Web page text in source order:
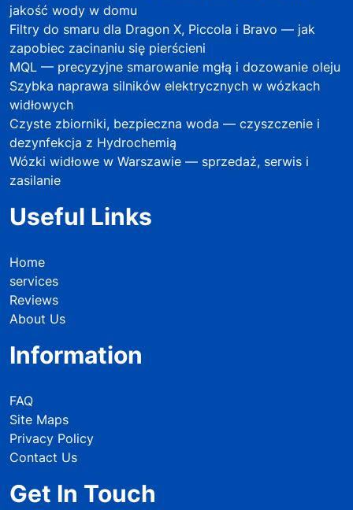
jakość wody w domu
Filtry do smaru dla Dragon X, Piccola i Bravo — jak
zapobiec zacinaniu się pierścieni
MQL — precyzyjne smarowanie mgłą i dozowanie oleju
Szybka naprawa silników elektrycznych w wózkach
widłowych
Czyste zbiorniki, bezpieczna woda — czyszczenie i
dezynfekcja z Hydrochemią
Wózki widłowe w Warszawie — sprzedaż, serwis i
zasilanie
Useful Links
Home
services
Reviews
About Us
Information
FAQ
Site Maps
Privacy Policy
Contact Us
Get In Touch